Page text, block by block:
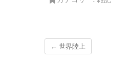
← 世界陸上